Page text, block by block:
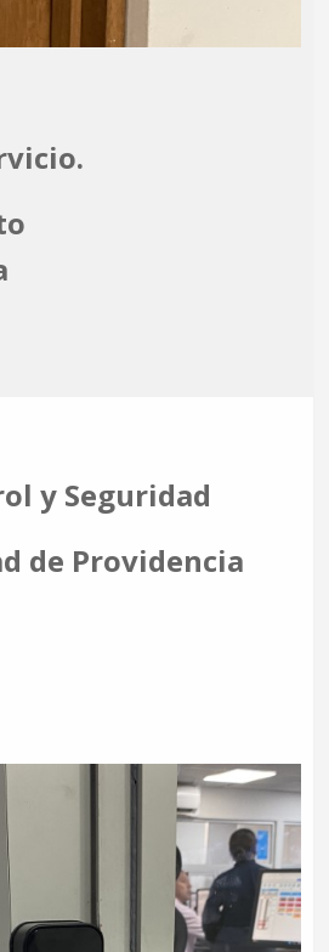
y Seguridad
de Providencia